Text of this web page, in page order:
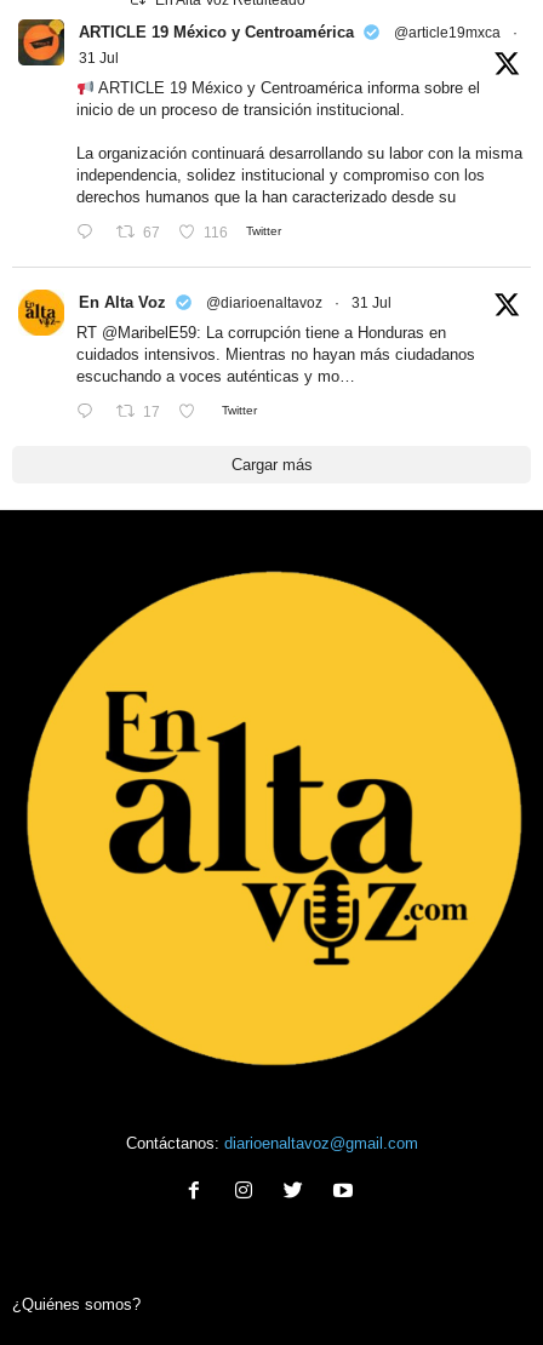
ARTICLE 19 México y Centroamérica @article19mxca
·
31 Jul
ARTICLE 19 México y Centroamérica informa sobre el
inicio de un proceso de transición institucional.
La organización continuará desarrollando su labor con la misma
independencia, solidez institucional y compromiso con los
derechos humanos que la han caracterizado desde su
67 116 Twitter
En Alta Voz @diarioenaltavoz · 31 Jul
RT @MaribelE59: La corrupción tiene a Honduras en
cuidados intensivos. Mientras no hayan más ciudadanos
escuchando a voces auténticas y mo…
17 Twitter
Cargar más
Contáctanos: diarioenaltavoz@gmail.com
¿Quiénes somos?